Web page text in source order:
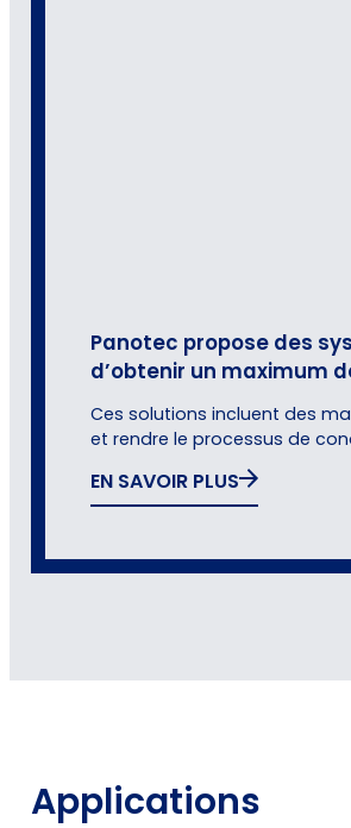
Panotec propose des
d’obtenir un maximum
Ces solutions incluent des
et rendre le processus de
EN SAVOIR PLUS
Applications